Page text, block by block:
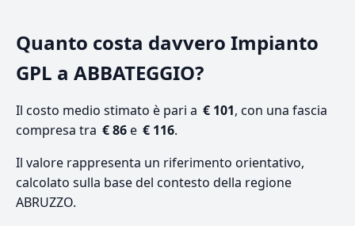
Quanto costa davvero Impianto
GPL a ABBATEGGIO?
Il costo medio stimato è pari a € 101, con una fascia
compresa tra € 86e € 116.
Il valore rappresenta un riferimento orientativo,
calcolato sulla base del contesto della regione
ABRUZZO.